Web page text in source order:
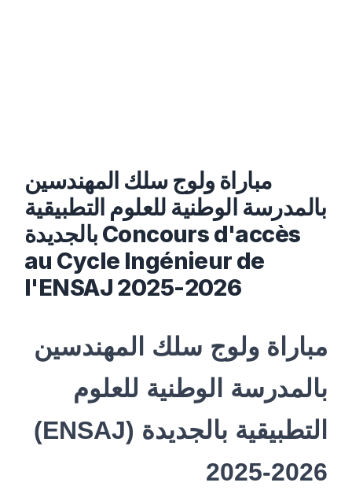
مباراة ولوج سلك المهندسين
بالمدرسة الوطنية للعلوم التطبيقية
بالجديدة Concours d'accès
au Cycle Ingénieur de
l'ENSAJ 2025-2026
مباراة ولوج سلك المهندسين
بالمدرسة الوطنية للعلوم
التطبيقية بالجديدة (ENSAJ)
2025-2026